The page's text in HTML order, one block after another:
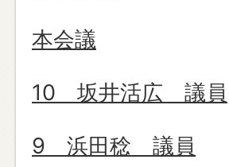
本会議
10 坂井活広 議員
9 浜田稔 議員